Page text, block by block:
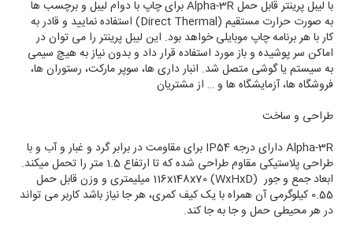
با لیبل پرینتر قابل حمل Alpha-3R برای چاپ با دوام لیبل و برچسب ها
به صورت حرارت مستقیم (Direct Thermal) استفاده نمایید و قادر به
کار با هر برنامه چاپ موبایلی خواهد بود. این لیبل پرینتر را می توان در
اماکن سر پوشیده و باز مورد استفاده قرار داد و بدون نیاز به هیچ سیمی
به سیستم یا گوشی متصل شد. انبار داری ها، سوپر مارکت، رستوران ها،
فروشگاه ها، آزمایشگاه ها و … از مشتریان
طراحی و ساخت
Alpha-3R دارای درجه IP54 برای مقاومت در برابر گرد و غبار و آب و با
طراحی پلاستیکی مقاوم طراحی شده که تا ارتفاع 1.5 متر را تحمل میکند.
ابعاد جمع و جور (WxHxD) 116x148x70 میلیمتری و وزن قابل حمل
0.55 کیلوگرمی آن همراه با یک کیف کمری، هر جا نیاز باشد کاربر می تواند
در هر محیطی حمل و جا به جا کند.